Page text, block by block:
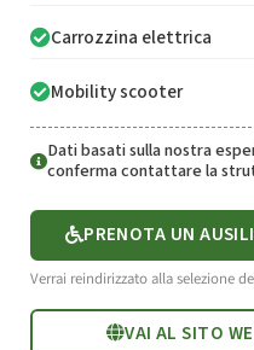
Carrozzina elettrica
Mobility scooter
Dati basati sulla nostra
conferma contattare la
PRENOTA UN
Verrai reindirizzato alla selezione
VAI AL SITO